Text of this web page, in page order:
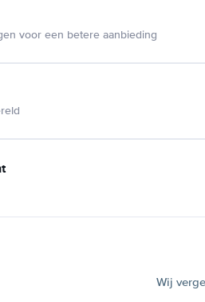
voor een betere aanbieding
Wij